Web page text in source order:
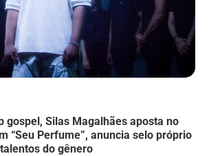
gospel, Silas Magalhães aposta no
“Seu Perfume”, anuncia selo próprio
do gênero